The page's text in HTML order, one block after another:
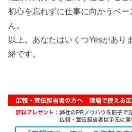
初心を忘れずに仕事に向かうベ
ん。
以上。あなたはいくつYesがあ
緒です。